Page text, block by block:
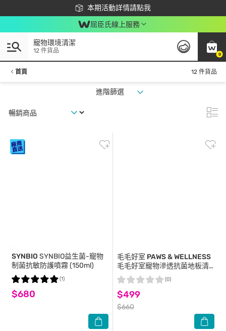
本期活動詳情請點我
下載app最高回饋$350
屈臣氏線上服務
0
寵物環境清潔
12 件貨品
首頁 12 件貨品
進階篩選
SYNBIO SYNBIO益生菌-寵物
制菌抗敏防護噴霧 (150ml)
$680
(1)
毛毛好室 PAWS & WELLNESS
毛毛好室寵物滲透抗菌地板清
潔劑-貓狗適用 1000ML
$499
$660
(0)